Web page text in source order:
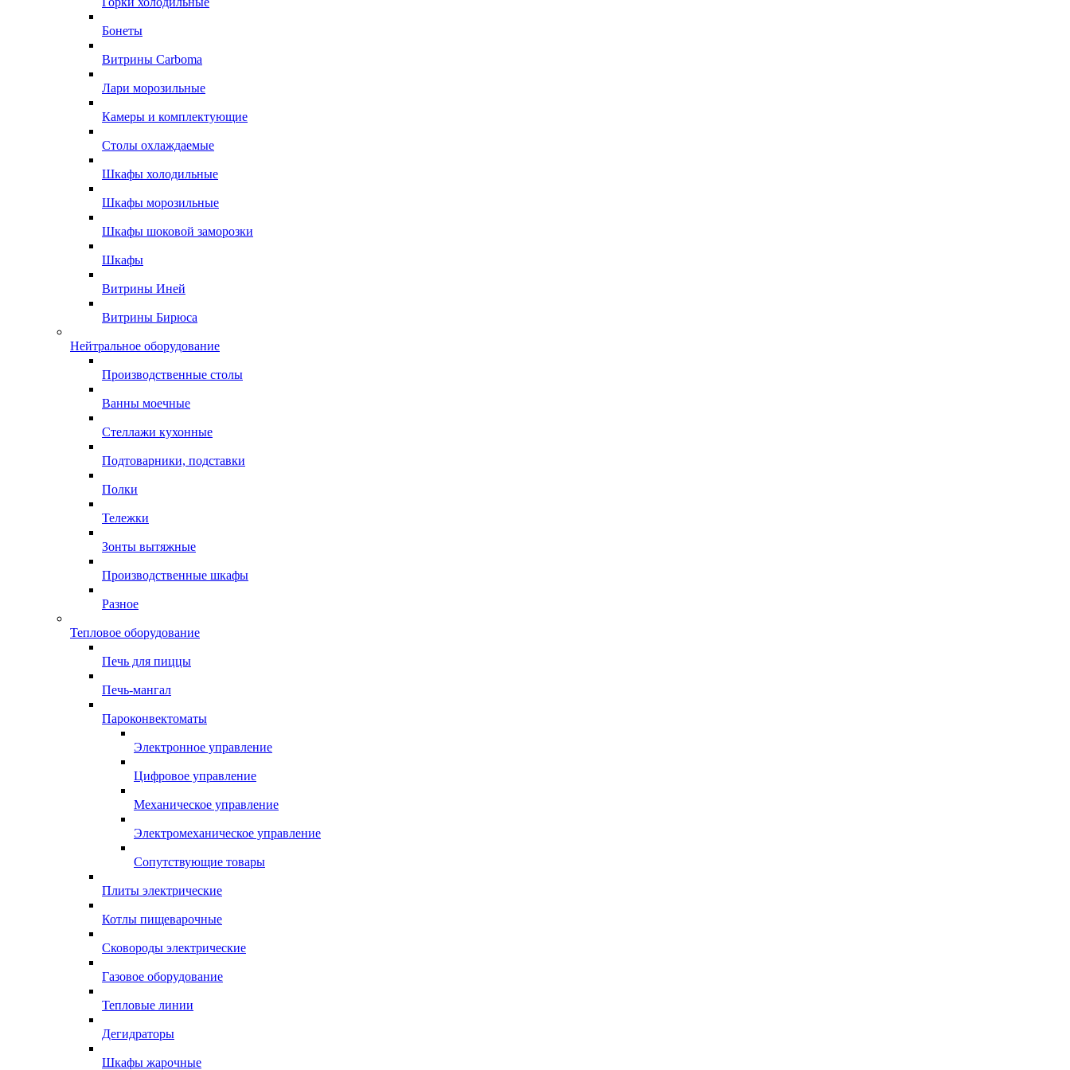
Бонеты
Витрины Carboma
Лари морозильные
Камеры и комплектующие
Столы охлаждаемые
Шкафы холодильные
Шкафы морозильные
Шкафы шоковой заморозки
Шкафы
Витрины Иней
Витрины Бирюса
Нейтральное оборудование
Производственные столы
Ванны моечные
Стеллажи кухонные
Подтоварники, подставки
Полки
Тележки
Зонты вытяжные
Производственные шкафы
Разное
Тепловое оборудование
Печь для пиццы
Печь-мангал
Пароконвектоматы
Электронное управление
Цифровое управление
Механическое управление
Электромеханическое управление
Сопутствующие товары
Плиты электрические
Котлы пищеварочные
Сковороды электрические
Газовое оборудование
Тепловые линии
Дегидраторы
Шкафы жарочные